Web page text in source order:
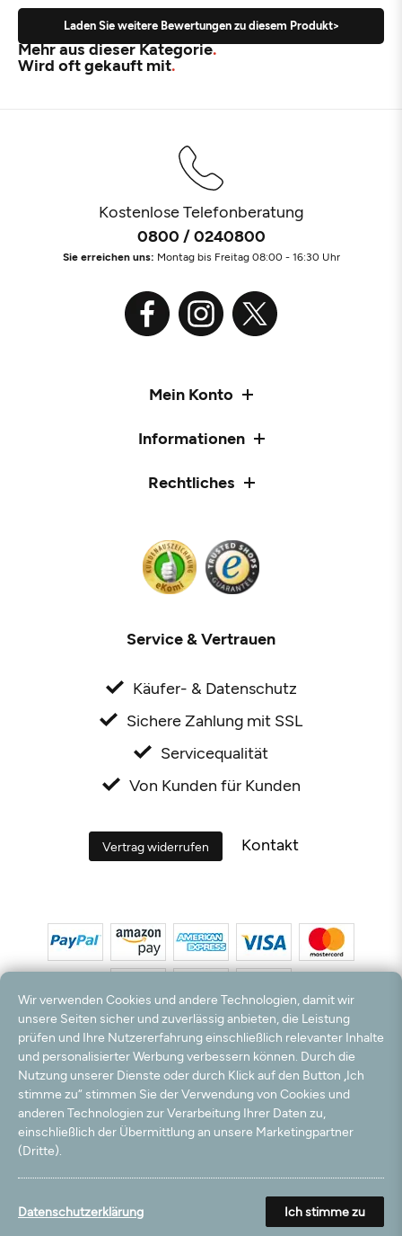
Laden Sie weitere Bewertungen zu diesem Produkt>
Mehr aus dieser Kategorie
Wird oft gekauft mit
Kostenlose Telefonberatung
0800 / 0240800
Sie erreichen uns: Montag bis Freitag 08:00 - 16:30 Uhr
Mein Konto
Informationen
Rechtliches
Service & Vertrauen
Käufer- & Datenschutz
Sichere Zahlung mit SSL
Servicequalität
Von Kunden für Kunden
Vertrag widerrufen Kontakt
*Alle Preise inkl. MwSt. und zzgl. Versandkosten. **Kostenloser Versand und Rückversand
nur innerhalb Deutschlands und Österreichs.
Hinweis:Wir nutzen Ihre E-Mail Adresse für werbliche Zwecke, die jederzeit widerrufen
werden können. Ihre Daten werden nicht an Dritte weitergegeben.
© 2003 - 2026 Teppichversand24 GmbH / Alle Rechte vorbehalten. powered by
createyourtemplate
Wir verwenden Cookies und andere Technologien, damit wir
unsere Seiten sicher und zuverlässig anbieten, die Leistung
prüfen und Ihre Nutzererfahrung einschließlich relevanter Inhalte
und personalisierter Werbung verbessern können. Durch die
Nutzung unserer Dienste oder durch Klick auf den Button „Ich
stimme zu“ stimmen Sie der Verwendung von Cookies und
anderen Technologien zur Verarbeitung Ihrer Daten zu,
einschließlich der Übermittlung an unsere Marketingpartner
(Dritte).
Datenschutzerklärung Ich stimme zu